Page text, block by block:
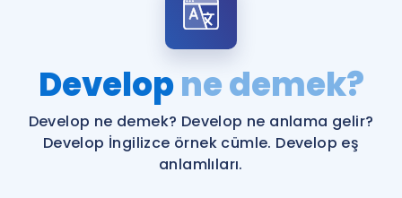
Şifremi Hatırlamıyorum
ÜYE DEĞİLİM
Remzi Hoca ile seni sınava hazırlayacak onlarca eğitim seni
bekliyor!
Katılımcı Görüşleri
Faydalı Araçlar
Developne demek?
Develop ne demek? Develop ne anlama gelir?
Develop İngilizce örnek cümle. Develop eş
anlamlıları.